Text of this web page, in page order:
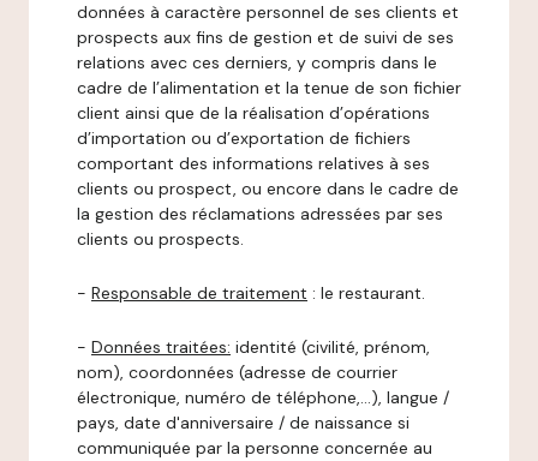
données à caractère personnel de ses clients et
prospects aux fins de gestion et de suivi de ses
relations avec ces derniers, y compris dans le
cadre de l’alimentation et la tenue de son fichier
client ainsi que de la réalisation d’opérations
d’importation ou d’exportation de fichiers
comportant des informations relatives à ses
clients ou prospect, ou encore dans le cadre de
la gestion des réclamations adressées par ses
clients ou prospects.
- Responsable de traitement : le restaurant.
- Données traitées: identité (civilité, prénom,
nom), coordonnées (adresse de courrier
électronique, numéro de téléphone,…), langue /
pays, date d'anniversaire / de naissance si
communiquée par la personne concernée au